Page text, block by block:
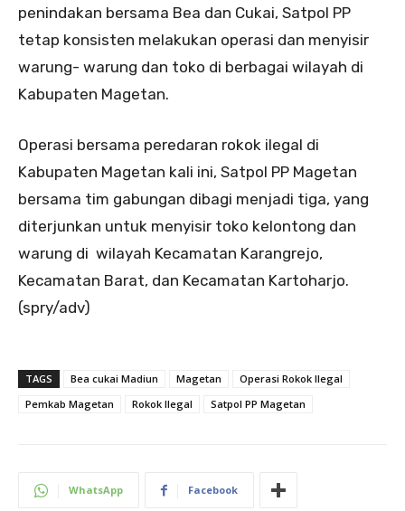
penindakan bersama Bea dan Cukai, Satpol PP
tetap konsisten melakukan operasi dan menyisir
warung- warung dan toko di berbagai wilayah di
Kabupaten Magetan.
Operasi bersama peredaran rokok ilegal di
Kabupaten Magetan kali ini, Satpol PP Magetan
bersama tim gabungan dibagi menjadi tiga, yang
diterjunkan untuk menyisir toko kelontong dan
warung di wilayah Kecamatan Karangrejo,
Kecamatan Barat, dan Kecamatan Kartoharjo.
(spry/adv)
TAGS Bea cukai Madiun Magetan
Operasi Rokok Ilegal
Pemkab Magetan
Rokok Ilegal Satpol PP Magetan
WhatsApp Facebook